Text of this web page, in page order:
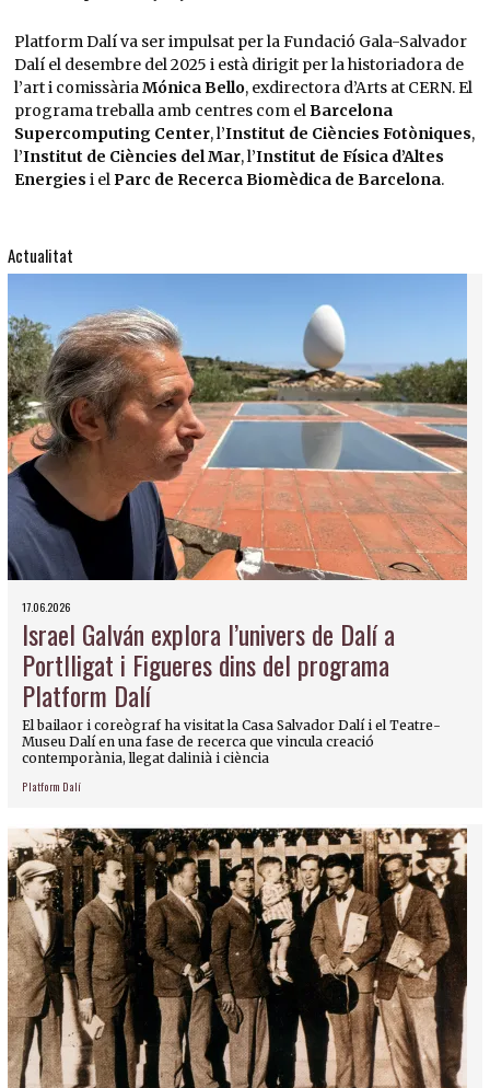
Platform Dalí va ser impulsat per la Fundació Gala-Salvador
Dalí el desembre del 2025 i està dirigit per la historiadora de
l’art i comissàriaMónica Bello, exdirectora d’Arts at CERN. El
programa treballa amb centres com elBarcelona
Supercomputing Center, l’Institut de Ciències Fotòniques,
l’Institut de Ciències del Mar, l’Institut de Física d’Altes
Energies i elParc de Recerca Biomèdica de Barcelona.
Actualitat
17.06.2026
Israel Galván explora l’univers de Dalí a
Portlligat i Figueres dins del programa
Platform Dalí
El bailaor i coreògraf ha visitat la Casa Salvador Dalí i el Teatre-
Museu Dalí en una fase de recerca que vincula creació
contemporània, llegat dalinià i ciència
Platform Dalí